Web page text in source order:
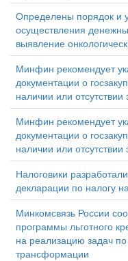
Определены порядок и
осуществления
выявление
Минфин рекомендует
документации о
наличии или отсутствии
Минфин рекомендует
документации о
наличии или отсутствии
Налоговики
декларации по налогу
Минкомсвязь России
программы льготного
на реализацию задач
трансформации